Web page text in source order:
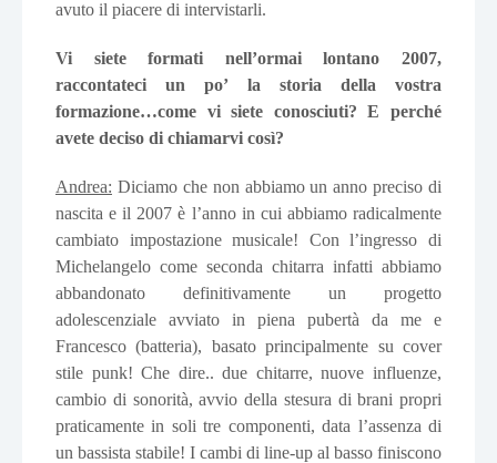
avuto il piacere di intervistarli.
Vi siete formati nell’ormai lontano 2007,
raccontateci un po’ la storia della vostra
formazione…come vi siete conosciuti? E perché
avete deciso di chiamarvi così?
Andrea: Diciamo che non abbiamo un anno preciso di
nascita e il 2007 è l’anno in cui abbiamo radicalmente
cambiato impostazione musicale! Con l’ingresso di
Michelangelo come seconda chitarra infatti abbiamo
abbandonato definitivamente un progetto
adolescenziale avviato in piena pubertà da me e
Francesco (batteria), basato principalmente su cover
stile punk! Che dire.. due chitarre, nuove influenze,
cambio di sonorità, avvio della stesura di brani propri
praticamente in soli tre componenti, data l’assenza di
un bassista stabile! I cambi di line-up al basso finiscono